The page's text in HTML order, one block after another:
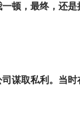
顿，最终，还是
谋取私利。当